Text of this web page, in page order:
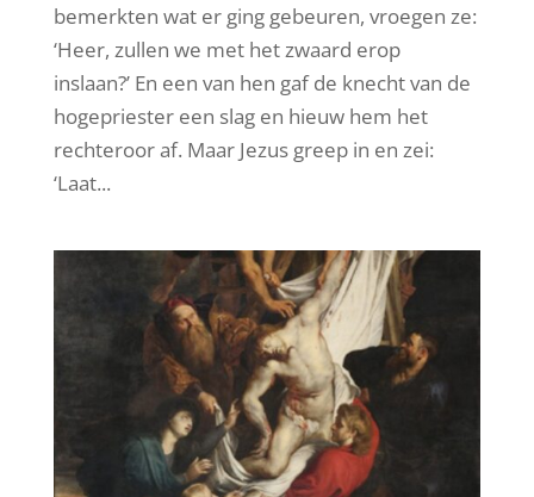
bemerkten wat er ging gebeuren, vroegen ze:
‘Heer, zullen we met het zwaard erop
inslaan?’ En een van hen gaf de knecht van de
hogepriester een slag en hieuw hem het
rechteroor af. Maar Jezus greep in en zei:
‘Laat...